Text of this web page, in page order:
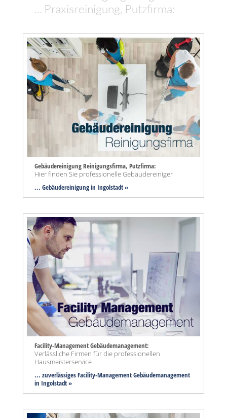
... Praxisreinigung, Putzfirma:
Gebäudereinigung Reinigungsfirma, Putzfirma:
Hier finden Sie professionelle Gebäudereiniger
... Gebäudereinigung in Ingolstadt »
Facility-Management Gebäudemanagement:
Verlässliche Firmen für die professionellen
Hausmeisterservice
... zuverlässiges Facility-Management Gebäudemanagement
in Ingolstadt »